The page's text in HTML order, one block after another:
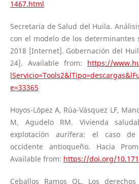
1467.html
Secretaría de Salud del Huila.
con el modelo de los determinantes
2018 [Internet]. Gobernación del
24]. Available from: https://
e=33365
Hoyos-López A, Rúa-Vásquez LF,
M, Agudelo RM. Vivienda
explotación aurífera: el caso
occidente antioqueño. Hacia
Available from: https://doi.org/
Ceballos Ramos OL. Los